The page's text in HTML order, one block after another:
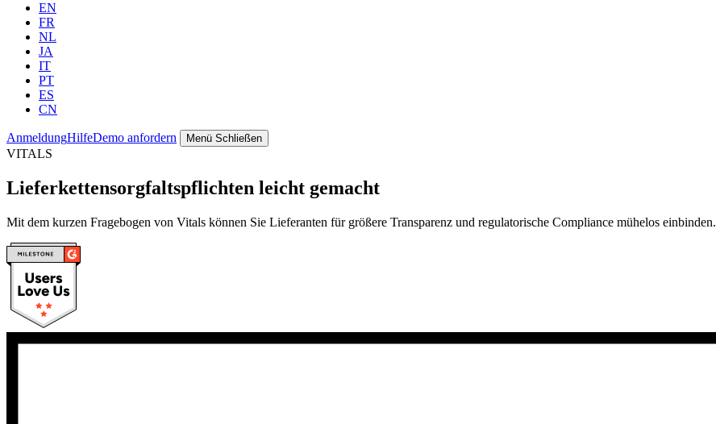
EN
FR
NL
JA
IT
PT
ES
CN
AnmeldungHilfeDemo anfordern Menü Schließen
VITALS
Lieferkettensorgfaltspflichten leicht gemacht
Mit dem kurzen Fragebogen von Vitals können Sie Lieferanten für größere Transparenz und regulatorische Compliance mühelos einbinden.